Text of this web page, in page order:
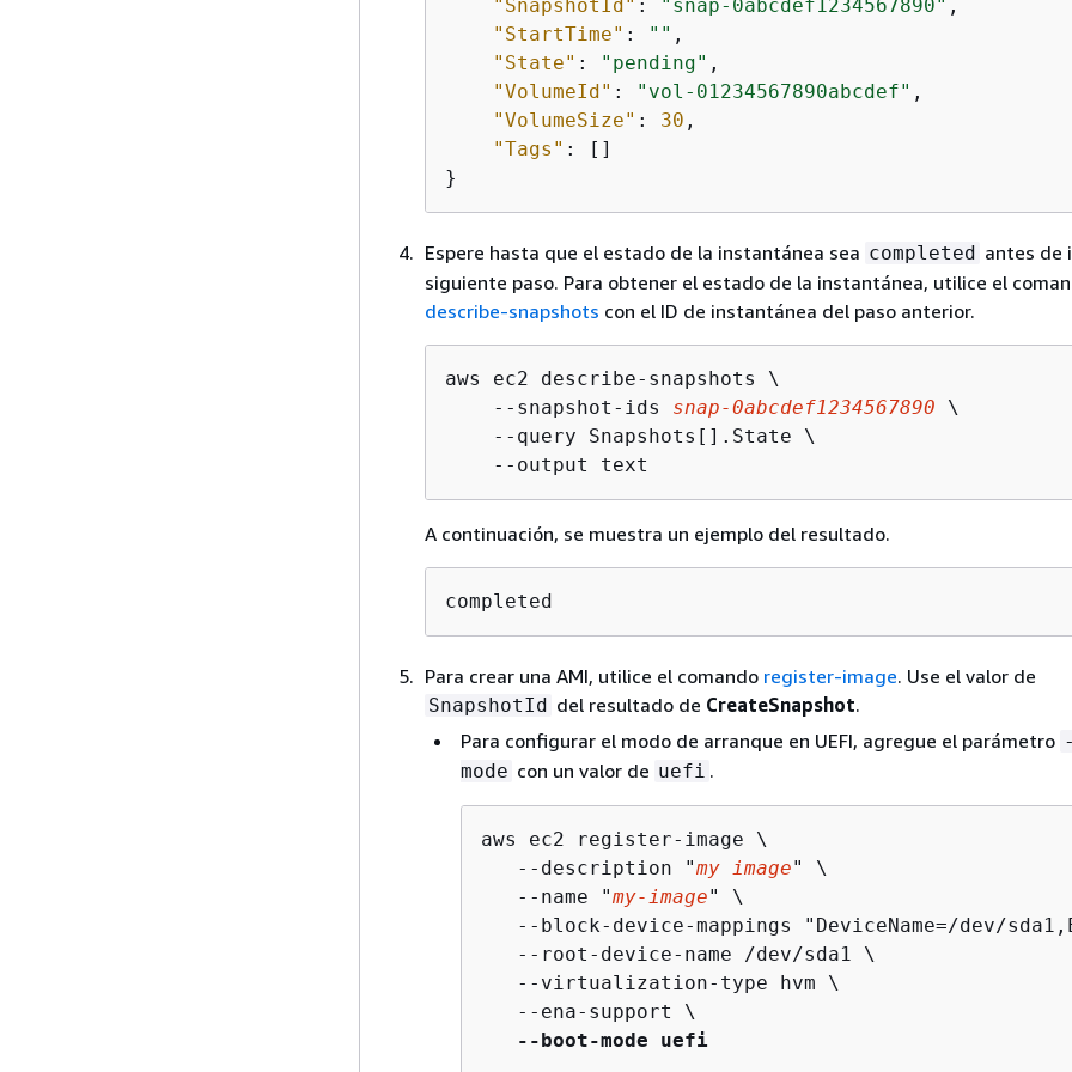
"SnapshotId" : "snap-0abcdef1234567890" ,
"StartTime" : "" ,
"State" : "pending" ,
"VolumeId" : "vol-01234567890abcdef" ,
"VolumeSize" : 30 ,
"Tags" : []
}
Espere hasta que el estado de la instantánea sea completed antes de
siguiente paso. Para obtener el estado de la instantánea, utilice el
describe-snapshots con el ID de instantánea del paso anterior.
aws ec2 describe-snapshots \
    --snapshot-ids
snap-0abcdef1234567890 \
    --query Snapshots[].State \
    --output text
A continuación, se muestra un ejemplo del resultado.
completed
Para crear una AMI, utilice el comando register-image. Use el valor de
SnapshotId del resultado de CreateSnapshot.
Para configurar el modo de arranque en UEFI, agregue el parámetro
mode con un valor de uefi .
aws ec2 register-image \
   --description "
my image" \
   --name "
my-image" \
--block-device-mappings "DeviceName=/dev/
   --root-device-name /dev/sda1 \
   --virtualization-type hvm \
   --ena-support \
--boot-mode uefi